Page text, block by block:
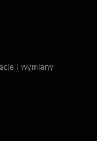
i wymiany